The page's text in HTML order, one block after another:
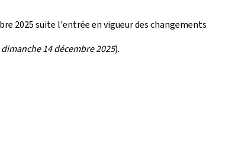
2025 suite l'entrée en vigueur des changements
14 décembre 2025).